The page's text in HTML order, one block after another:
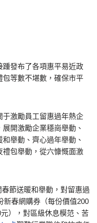
發布了各項惠平易近政
等數不堪數，確保市平
激勵員工留惠過年熱企
開激勵企業穩崗舉動、
舉動、齊心過年舉動、
包舉動，從六慷慨面激
春節送暖和舉動，對留惠過
新春網購券（每份價值200
），對區級休息模范、苦